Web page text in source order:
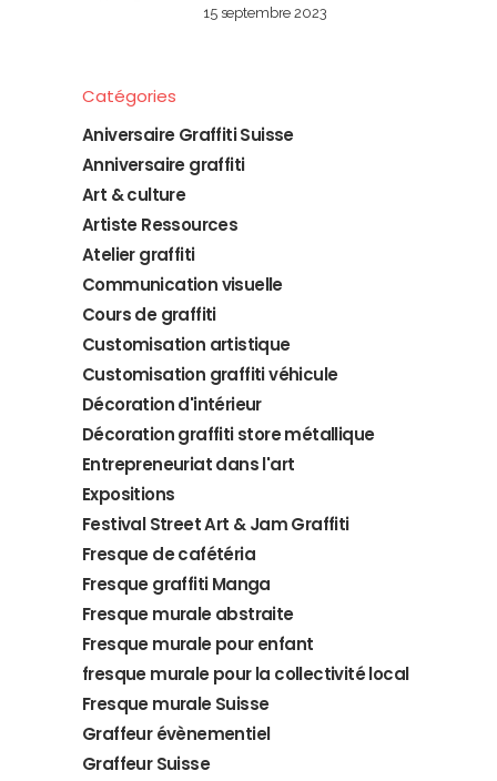
15 septembre 2023
Catégories
Aniversaire Graffiti Suisse
Anniversaire graffiti
Art & culture
Artiste Ressources
Atelier graffiti
Communication visuelle
Cours de graffiti
Customisation artistique
Customisation graffiti véhicule
Décoration d'intérieur
Décoration graffiti store métallique
Entrepreneuriat dans l'art
Expositions
Festival Street Art & Jam Graffiti
Fresque de cafétéria
Fresque graffiti Manga
Fresque murale abstraite
Fresque murale pour enfant
fresque murale pour la collectivité local
Fresque murale Suisse
Graffeur évènementiel
Graffeur Suisse